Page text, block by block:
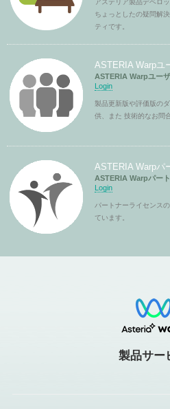
アステリア製品デベロ
ちょっとしたの疑問解
ティです。
ASTERIA Warpユ
ASTERIA Warpユー
Login
製品更新版や評価版の
供、また 技術的なお問
ASTERIA Warpパ
ASTERIA Warpパー
Login
パートナーライセンス
ています。
製品サー